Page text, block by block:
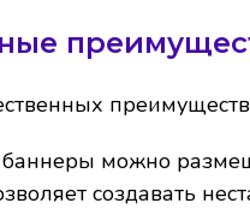
можно
создавать